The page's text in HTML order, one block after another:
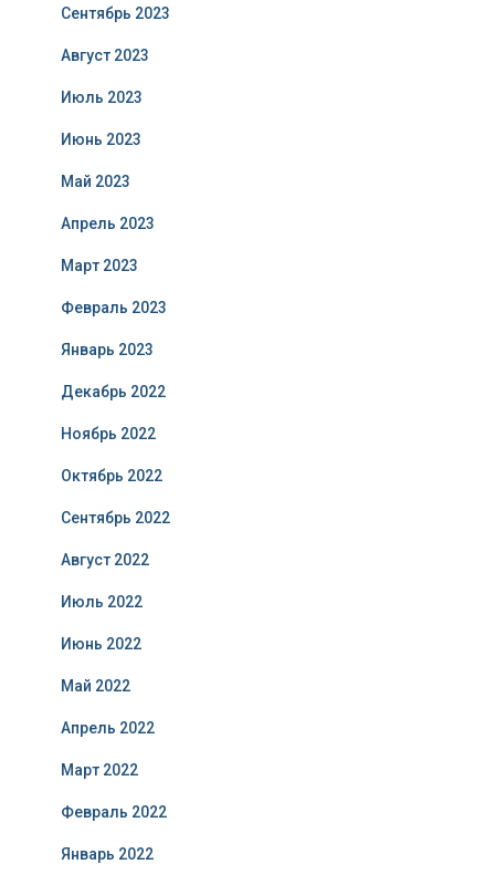
Сентябрь 2023
Август 2023
Июль 2023
Июнь 2023
Май 2023
Апрель 2023
Март 2023
Февраль 2023
Январь 2023
Декабрь 2022
Ноябрь 2022
Октябрь 2022
Сентябрь 2022
Август 2022
Июль 2022
Июнь 2022
Май 2022
Апрель 2022
Март 2022
Февраль 2022
Январь 2022